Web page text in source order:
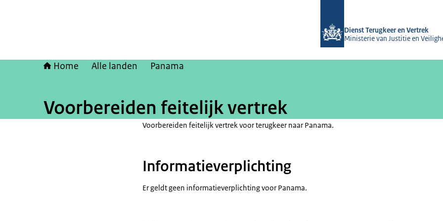
Dienst Terugkeer en Vertrek
Ministerie van Justitie en
Home Alle landen Panama
Voorbereiden feitelijk vertrek
Voorbereiden feitelijk vertrek voor terugkeer naar Panama.
Informatieverplichting
Er geldt geen informatieverplichting voor Panama.